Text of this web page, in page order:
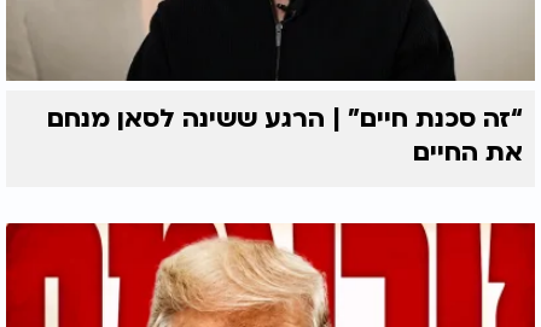
“זה סכנת חיים” | הרגע ששינה לסאן מנחם
את החיים